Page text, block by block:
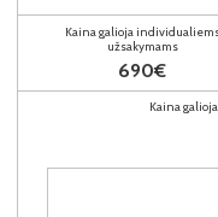
Kaina galioja
užsakymams
690€
Kaina